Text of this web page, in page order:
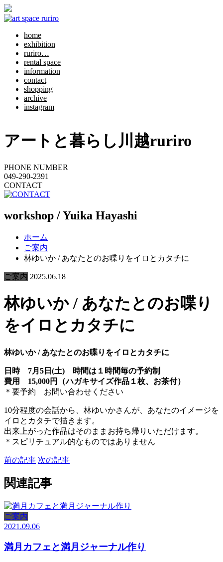
home
exhibition
ruriro…
rental space
information
contact
shopping
archive
instagram
アートと暮らし川越ruriro
PHONE NUMBER
049-290-2391
CONTACT
workshop / Yuika Hayashi
ホーム
ご案内
林ゆいか / あなたとのお喋りをイロとカタチに
ご案内 2025.06.18
林ゆいか / あなたとのお喋り
をイロとカタチに
林ゆいか / あなたとのお喋りをイロとカタチに
日時 7月5日(土) 時間は１時間毎の予約制
費用 15,000円（ハガキサイズ作品１枚、お茶付）
＊要予約 お問い合わせください
10分程度の会話から、林ゆいかさんが、あなたのイメージを
イロとカタチで描きます。
出来上がった作品はそのままお持ち帰りいただけます。
＊スピリチュアル的なものではありません
前の記事 次の記事
関連記事
ご案内
2021.09.06
満月カフェと満月ジャーナル作り